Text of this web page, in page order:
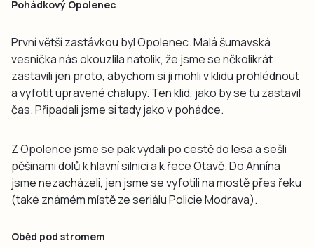
Pohádkový Opolenec
První větší zastávkou byl Opolenec. Malá šumavská
vesnička nás okouzlila natolik, že jsme se několikrát
zastavili jen proto, abychom si ji mohli v klidu prohlédnout
a vyfotit upravené chalupy. Ten klid, jako by se tu zastavil
čas. Připadali jsme si tady jako v pohádce.
Z Opolence jsme se pak vydali po cestě do lesa a sešli
pěšinami dolů k hlavní silnici a k řece Otavě. Do Annína
jsme nezacházeli, jen jsme se vyfotili na mostě přes řeku
(také známém místě ze seriálu Policie Modrava).
Oběd pod stromem